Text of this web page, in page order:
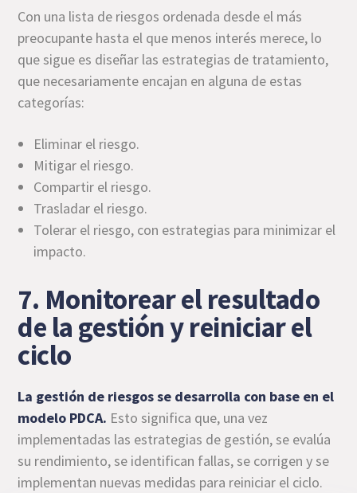
Con una lista de riesgos ordenada desde el más
preocupante hasta el que menos interés merece, lo
que sigue es diseñar las estrategias de tratamiento,
que necesariamente encajan en alguna de estas
categorías:
Eliminar el riesgo.
Mitigar el riesgo.
Compartir el riesgo.
Trasladar el riesgo.
Tolerar el riesgo, con estrategias para minimizar el
impacto.
7. Monitorear el resultado
de la gestión y reiniciar el
ciclo
La gestión de riesgos se desarrolla con base en el
modelo PDCA. Esto significa que, una vez
implementadas las estrategias de gestión, se evalúa
su rendimiento, se identifican fallas, se corrigen y se
implementan nuevas medidas para reiniciar el ciclo.